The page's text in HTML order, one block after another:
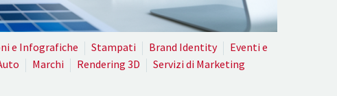
e Infografiche Stampati Brand Identity
Eventi e
Marchi Rendering 3D Servizi di Marketing